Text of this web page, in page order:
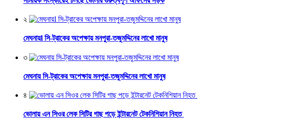
২
মেঘনায়l সি-ট্রাকের অপেক্ষায় মনপুরা-তজুমদ্দিনের লাখো মানুষ
৩
মেঘনায় সি-ট্রাকের অপেক্ষায় মনপুরা-তজুমদ্দিনের লাখো মানুষ
৪
ভোলায় এন সিওর লেক সিটির গাছ পড়ে ইন্টারনেট টেকনিশিয়ান নিহত